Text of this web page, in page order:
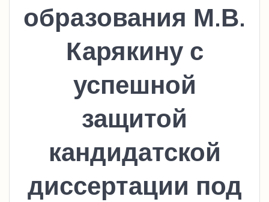
образования М.В.
Карякину с
успешной
защитой
кандидатской
диссертации под